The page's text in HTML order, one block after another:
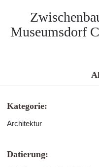
Museumsdorf
Kategorie:
Architektur
Datierung: